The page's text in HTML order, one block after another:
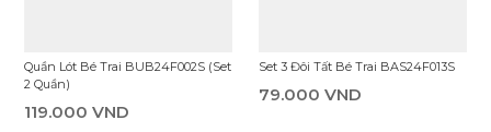
Quần Lót Bé Trai BUB24F002S (Set
2 Quần)
119.000 VND
Set 3 Đôi Tất Bé Trai BAS24F013S
79.000 VND